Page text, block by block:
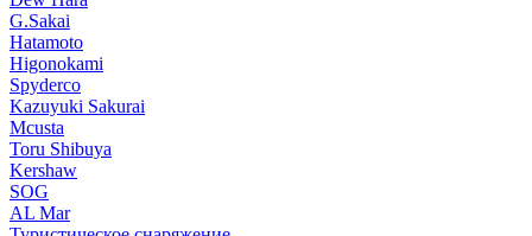
G.Sakai
Hatamoto
Higonokami
Spyderco
Kazuyuki Sakurai
Mcusta
Toru Shibuya
Kershaw
SOG
AL Mar